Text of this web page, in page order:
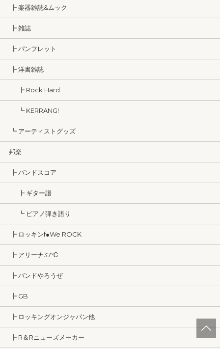
┣ 楽器雑誌&ムック
┣ 雑誌
┣ パンフレット
┣ 洋書雑誌
┣ Rock Hard
┗ KERRANG!
┗ アーティストグッズ
邦楽
┣ バンドスコア
┣ ギター譜
┗ ピアノ弾き語り
┣ ロッキンf●We ROCK
┣ アリーナ37℃
┣ バンドやろうぜ
┣ GB
┣ ロッキングオンジャパン他
┣ R＆Rニューズメーカー